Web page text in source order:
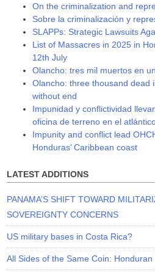
On the criminalization and
Sobre la criminalización y
SLAPPs: Strategic Lawsuits
List of Massacres in 2025 in
12th July
Olancho: tres mil muertos en
Olancho: three thousand dead
without end
Impunidad y conflictividad
oficina de terreno en el
Impunity and conflict lead
Honduras’ Caribbean coast
LATEST ADDITIONS
PANAMA’S SHIFT TOWARD
SOVEREIGNTY CONCERNS
US military bases in Costa Rica?
All Sides of the Same Coin: Honduran